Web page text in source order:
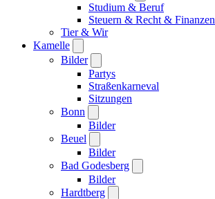
Studium & Beruf
Steuern & Recht & Finanzen
Tier & Wir
Kamelle
Bilder
Partys
Straßenkarneval
Sitzungen
Bonn
Bilder
Beuel
Bilder
Bad Godesberg
Bilder
Hardtberg